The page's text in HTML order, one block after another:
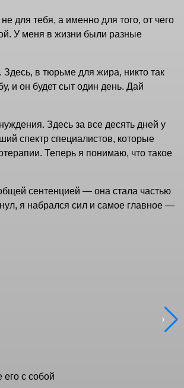
для тебя, а именно для того, от чего
У меня в жизни были разные
в тюрьме для жира, никто так
и он будет сыт один день. Дай
Здесь за все десять дней у
спектр специалистов, которые
Теперь я понимаю, что такое
сентенцией — она стала частью
я набрался сил и самое главное —
с собой